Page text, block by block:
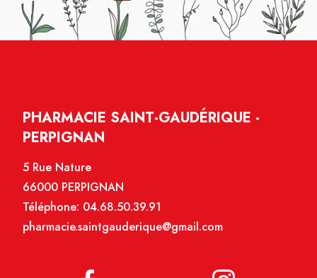
PHARMACIE SAINT-GAUDÉRIQUE -
PERPIGNAN
5 Rue Nature
66000 PERPIGNAN
Téléphone: 04.68.50.39.91
pharmacie.saintgauderique@gmail.com